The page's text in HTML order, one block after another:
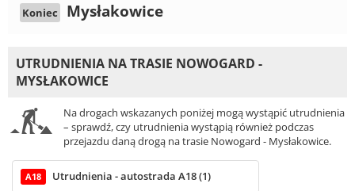
Koniec Mysłakowice
UTRUDNIENIA NA TRASIE NOWOGARD -
MYSŁAKOWICE
Na drogach wskazanych poniżej mogą wystąpić utrudnienia
– sprawdź, czy utrudnienia wystąpią również podczas
przejazdu daną drogą na trasie Nowogard - Mysłakowice.
A18 Utrudnienia - autostrada A18 (1)